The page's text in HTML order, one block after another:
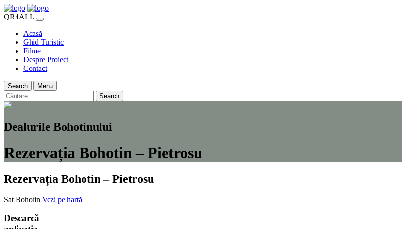
QR4ALL
Acasă
Ghid Turistic
Filme
Despre Proiect
Contact
Search
Menu
Search
Dealurile Bohotinului
Rezervația Bohotin – Pietrosu
Rezervația Bohotin – Pietrosu
Sat Bohotin Vezi pe hartă
Descarcă